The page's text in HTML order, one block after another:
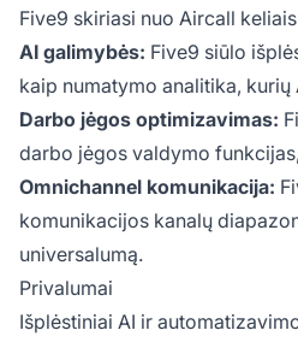
Five9 skiriasi nuo Aircall
AI galimybės: Five9 siūlo
kaip numatymo analitika, kurių
Darbo jėgos optimizavimas:
darbo jėgos valdymo
Omnichannel komunikacija:
komunikacijos kanalų
universalumą.
Privalumai
Išplėstiniai AI ir